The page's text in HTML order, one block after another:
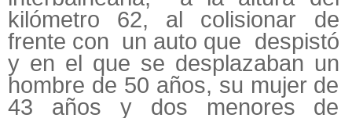
kilómetro 62, al colisionar de
frente con un auto que despistó
y en el que se desplazaban un
hombre de 50 años, su mujer de
43 años y dos menores de